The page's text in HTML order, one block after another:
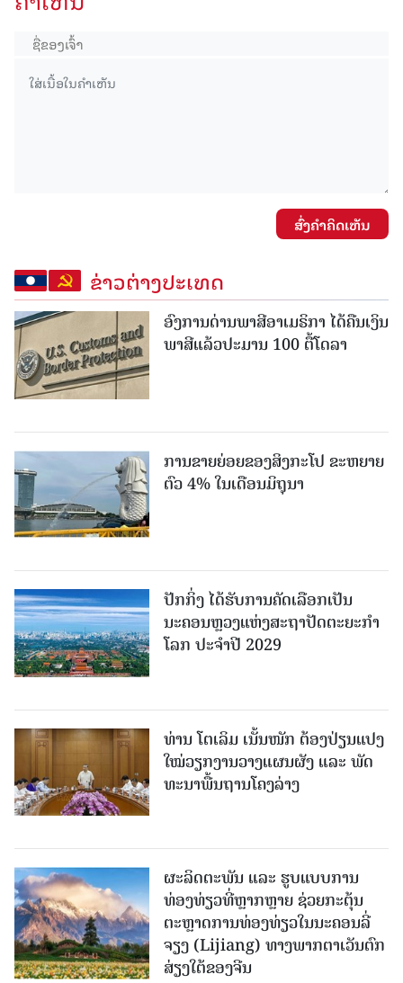
ສົ່ງຄໍາຄິດເຫັນ
ຂ່າວຕ່າງປະເທດ
ອົງການດ່ານພາສີອາເມຣິກາ ໄດ້ຄືນເງິນ
ພາສີແລ້ວປະມານ 100 ຕື້ໂດລາ
ການຂາຍຍ່ອຍຂອງສິງກະໂປ ຂະຫຍາຍ
ຕົວ 4% ໃນເດືອນມິຖຸນາ
ປັກກິ່ງ ໄດ້ຮັບການຄັດເລືອກເປັນ
ນະຄອນຫຼວງແຫ່ງສະຖາປັດຕະຍະກຳ
ໂລກ ປະຈຳປີ 2029
ທ່ານ ໂຕ​ເລິມ ເນັ້ນໜັກ ຕ້ອງ​ປ່ຽນ​ແປງ​
ໃໝ່​ວຽກ​ງານ​ວາງ​ແຜນ​ຜັງ ແລະ ​ພັດ​
ທະ​ນາ​ພື້ນ​ຖານ​ໂຄງ​ລ່າງ
ຜະລິດຕະພັນ ແລະ ຮູບແບບການ
ທ່ອງທ່ຽວທີ່ຫຼາກຫຼາຍ ຊ່ວຍກະຕຸ້ນ
ຕະຫຼາດການທ່ອງທ່ຽວໃນນະຄອນລີ່
ຈຽງ (Lijiang) ທາງພາກຕາເວັນຕົກ
ສ່ຽງໃຕ້ຂອງຈີນ